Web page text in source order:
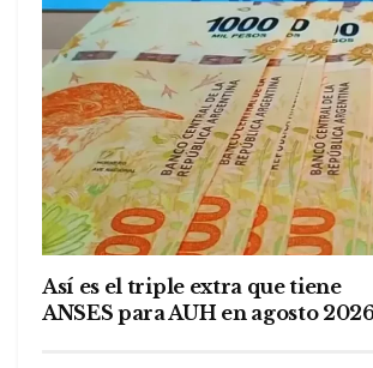
Así es el triple extra que tiene
ANSES para AUH en agosto